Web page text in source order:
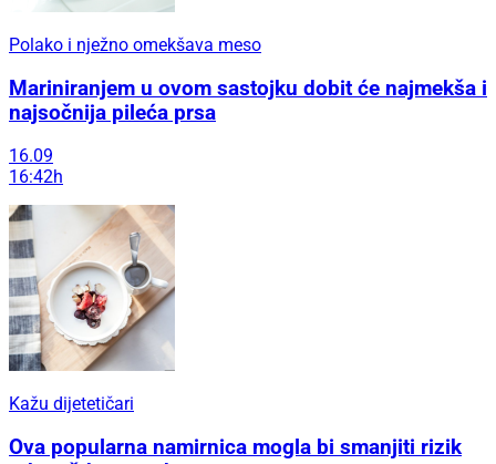
Polako i nježno omekšava meso
Mariniranjem u ovom sastojku dobit će najmekša i
najsočnija pileća prsa
16.09
16:42h
Kažu dijetetičari
Ova popularna namirnica mogla bi smanjiti rizik